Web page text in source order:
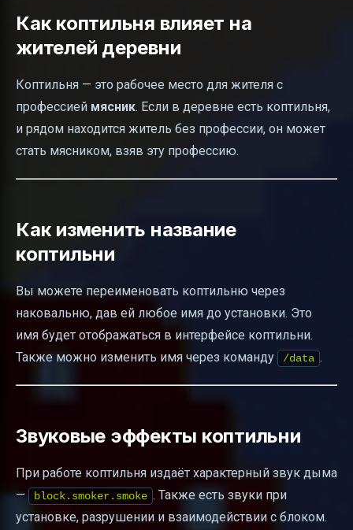
Как коптильня влияет на
жителей деревни
Коптильня — это рабочее место для жителя с
профессией мясник. Если в деревне есть коптильня,
и рядом находится житель без профессии, он может
стать мясником, взяв эту профессию.
Как изменить название
коптильни
Вы можете переименовать коптильню через
наковальню, дав ей любое имя до установки. Это
имя будет отображаться в интерфейсе коптильни.
Также можно изменить имя через команду
/data .
Звуковые эффекты коптильни
При работе коптильня издаёт характерный звук дыма
— block.smoker.smoke . Также есть звуки при
установке, разрушении и взаимодействии с блоком.